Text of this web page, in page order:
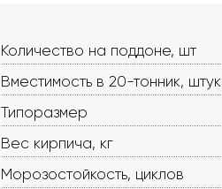
Количество на поддоне, шт
Вместимость в 20-тонник, штук
Типоразмер
Вес кирпича, кг
Морозостойкость, циклов